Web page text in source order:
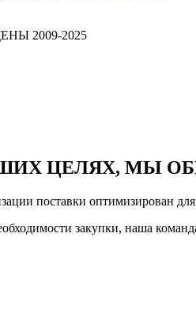
2009-2025
ЦЕЛЯХ, МЫ
поставки оптимизирован
закупки, наша